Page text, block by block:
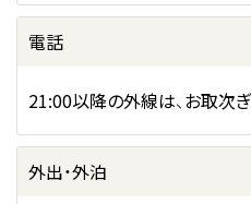
電話
21:00以降の外線は、お取次ぎ
外出・外泊